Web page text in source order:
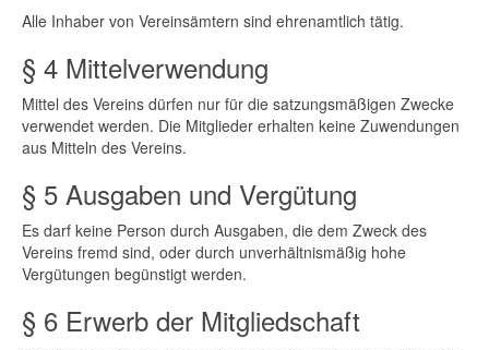
Alle Inhaber von Vereinsämtern sind ehrenamtlich tätig.
§ 4 Mittelverwendung
Mittel des Vereins dürfen nur für die satzungsmäßigen Zwecke
verwendet werden. Die Mitglieder erhalten keine Zuwendungen
aus Mitteln des Vereins.
§ 5 Ausgaben und Vergütung
Es darf keine Person durch Ausgaben, die dem Zweck des
Vereins fremd sind, oder durch unverhältnismäßig hohe
Vergütungen begünstigt werden.
§ 6 Erwerb der Mitgliedschaft